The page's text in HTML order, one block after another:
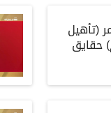
(تأهيل
حقايق